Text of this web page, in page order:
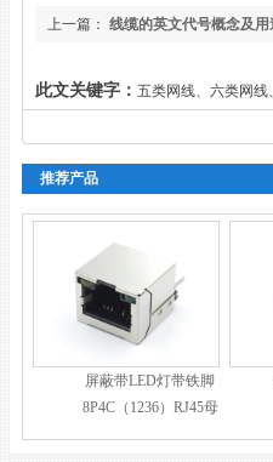
上一篇： 线缆的英文代号概念及用
此文关键字： 五类网线、六类网线
推荐产品
屏蔽带LED灯带铁脚
8P4C（1236）RJ45母